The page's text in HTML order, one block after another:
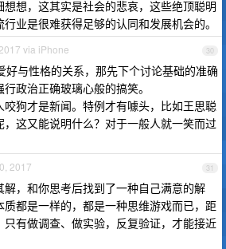
想，这其实是社会的悲哀，这些绝顶聪明
业是很难获得足够的认同和发展机会的。
30
via iPhone
好与性格的关系，那先下个讨论基础的准确
政治正确玻璃心般的搞笑。
狗才是新闻。特例才有噱头，比如王思聪
，这又能说明什么？对于一般人就一笑而过
31
2017
，和你思考后找到了一种自己满意的解
都是一样的，都是一种思维游戏而已，距
有做调查、做实验，反复验证，才能接近